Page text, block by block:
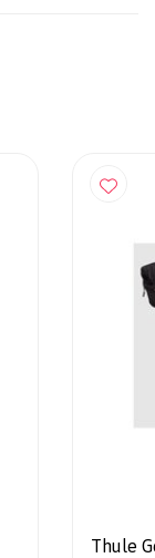
Thule